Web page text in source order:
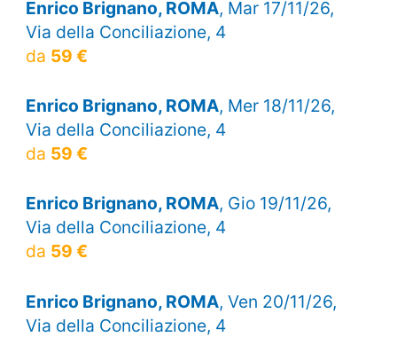
Enrico Brignano, ROMA, Mar 17/11/26,
Via della Conciliazione, 4
da 59 €
Enrico Brignano, ROMA, Mer 18/11/26,
Via della Conciliazione, 4
da 59 €
Enrico Brignano, ROMA, Gio 19/11/26,
Via della Conciliazione, 4
da 59 €
Enrico Brignano, ROMA, Ven 20/11/26,
Via della Conciliazione, 4